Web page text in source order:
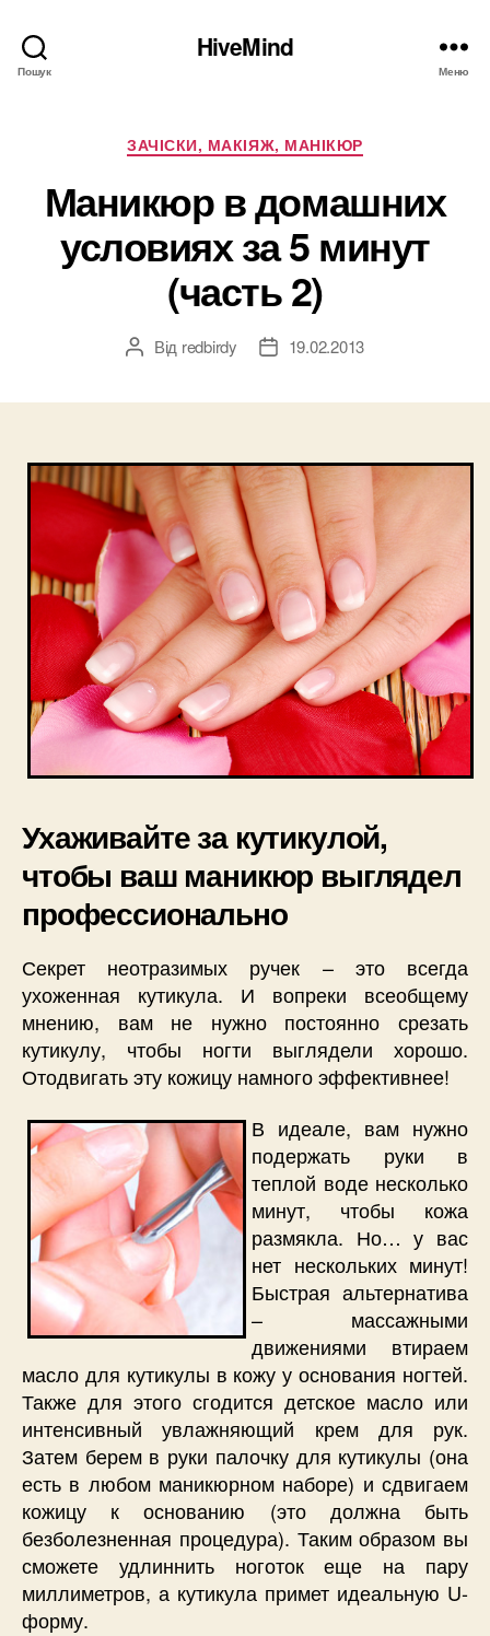
Пошук
HiveMind
Меню
Категорії
ЗАЧІСКИ, МАКІЯЖ, МАНІКЮР
Маникюр в домашних
условиях за 5 минут
(часть 2)
Автор
Від redbirdy
Дата19.02.2013
Ухаживайте за кутикулой,
чтобы ваш маникюр выглядел
профессионально
Секрет неотразимых ручек – это всегда
ухоженная кутикула. И вопреки всеобщему
мнению, вам не нужно постоянно срезать
кутикулу, чтобы ногти выглядели хорошо.
Отодвигать эту кожицу намного эффективнее!
В идеале, вам нужно
подержать руки в
теплой воде несколько
минут, чтобы кожа
размякла. Но… у вас
нет нескольких минут!
Быстрая альтернатива
– массажными
движениями втираем
масло для кутикулы в кожу у основания ногтей.
Также для этого сгодится детское масло или
интенсивный увлажняющий крем для рук.
Затем берем в руки палочку для кутикулы (она
есть в любом маникюрном наборе) и сдвигаем
кожицу к основанию (это должна быть
безболезненная процедура). Таким образом вы
сможете удлиннить ноготок еще на пару
миллиметров, а кутикула примет идеальную U-
форму.